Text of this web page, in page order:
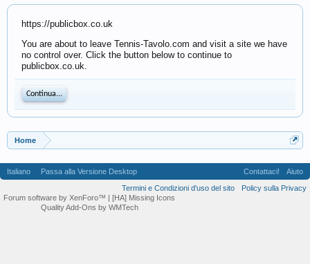
https://publicbox.co.uk
You are about to leave Tennis-Tavolo.com and visit a site we have
no control over. Click the button below to continue to
publicbox.co.uk.
Continua...
Home
Italiano Passa alla Versione Desktop Contattaci!
Aiuto
Termini e Condizioni d'uso del sito
Policy sulla Privacy
Forum software by XenForo™ | [HA] Missing Icons
Quality Add-Ons by WMTech